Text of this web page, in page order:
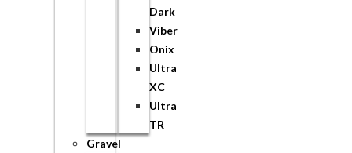
Dark
Viber
Onix
Ultra
XC
Ultra
TR
Gravel